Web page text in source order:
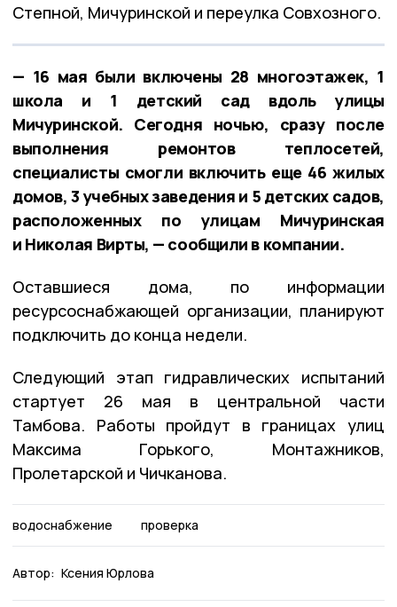
Степной, Мичуринской и переулка Совхозного.
— 16 мая были включены 28 многоэтажек, 1
школа и 1 детский сад вдоль улицы
Мичуринской. Сегодня ночью, сразу после
выполнения ремонтов теплосетей,
специалисты смогли включить еще 46 жилых
домов, 3 учебных заведения и 5 детских садов,
расположенных по улицам Мичуринская
и Николая Вирты, — сообщили в компании.
Оставшиеся дома, по информации
ресурсоснабжающей организации, планируют
подключить до конца недели.
Следующий этап гидравлических испытаний
стартует 26 мая в центральной части
Тамбова. Работы пройдут в границах улиц
Максима Горького, Монтажников,
Пролетарской и Чичканова.
водоснабжение проверка
Автор: Ксения Юрлова